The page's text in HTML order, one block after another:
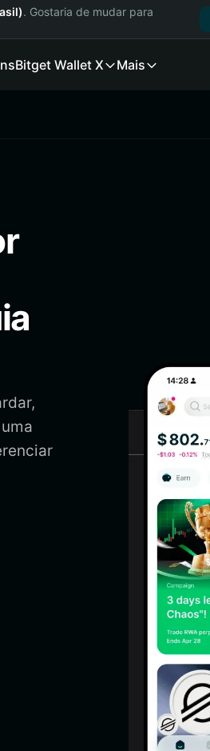
. Gostaria de mudar para
Bitget Wallet X Mais